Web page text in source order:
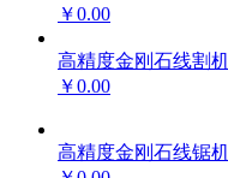
￥0.00
高精度金刚石线割
￥0.00
高精度金刚石线锯